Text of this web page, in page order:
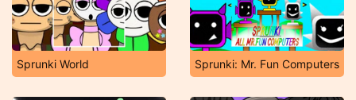
Sprunki World Sprunki: Mr. Fun Computers